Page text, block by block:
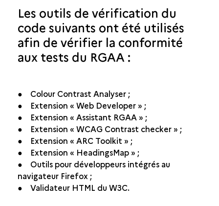
Les outils de vérification du
code suivants ont été utilisés
afin de vérifier la conformité
aux tests du RGAA :
● Colour Contrast Analyser ;
● Extension « Web Developer » ;
● Extension « Assistant RGAA » ;
● Extension « WCAG Contrast checker » ;
● Extension « ARC Toolkit » ;
● Extension « HeadingsMap » ;
● Outils pour développeurs intégrés au
navigateur Firefox ;
● Validateur HTML du W3C.